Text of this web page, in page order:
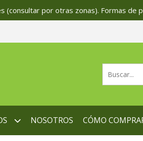
(consultar por otras zonas). Formas
NOSOTROS CÓMO